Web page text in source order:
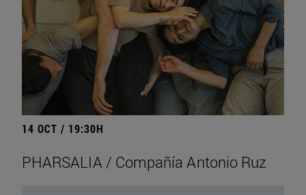
14 OCT / 19:30H
PHARSALIA / Compañía Antonio Ruz